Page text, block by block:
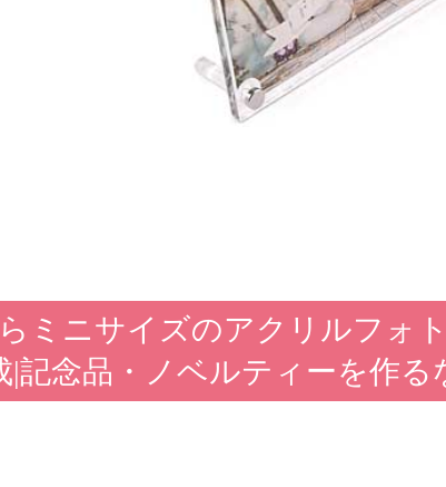
ミニサイズのアクリルフォ
|記念品・ノベルティーを作る